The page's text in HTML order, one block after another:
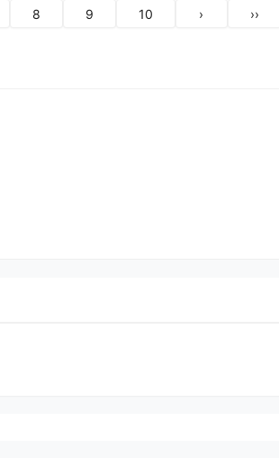
8 9 10 › ››